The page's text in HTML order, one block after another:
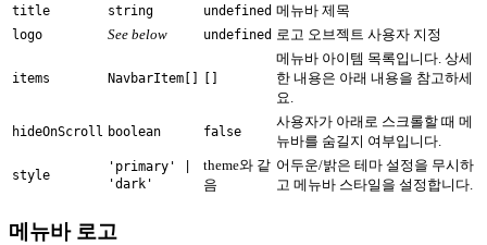
title string undefined 메뉴바 제목
logo See below undefined 로고 오브젝트 사용자 지정
items NavbarItem[] []
메뉴바 아이템 목록입니다. 상세
한 내용은 아래 내용을 참고하세
요.
hideOnScroll boolean false
사용자가 아래로 스크롤할 때 메
뉴바를 숨길지 여부입니다.
style
'primary' |
'dark'
theme와 같
음
어두운/밝은 테마 설정을 무시하
고 메뉴바 스타일을 설정합니다.
메뉴바 로고